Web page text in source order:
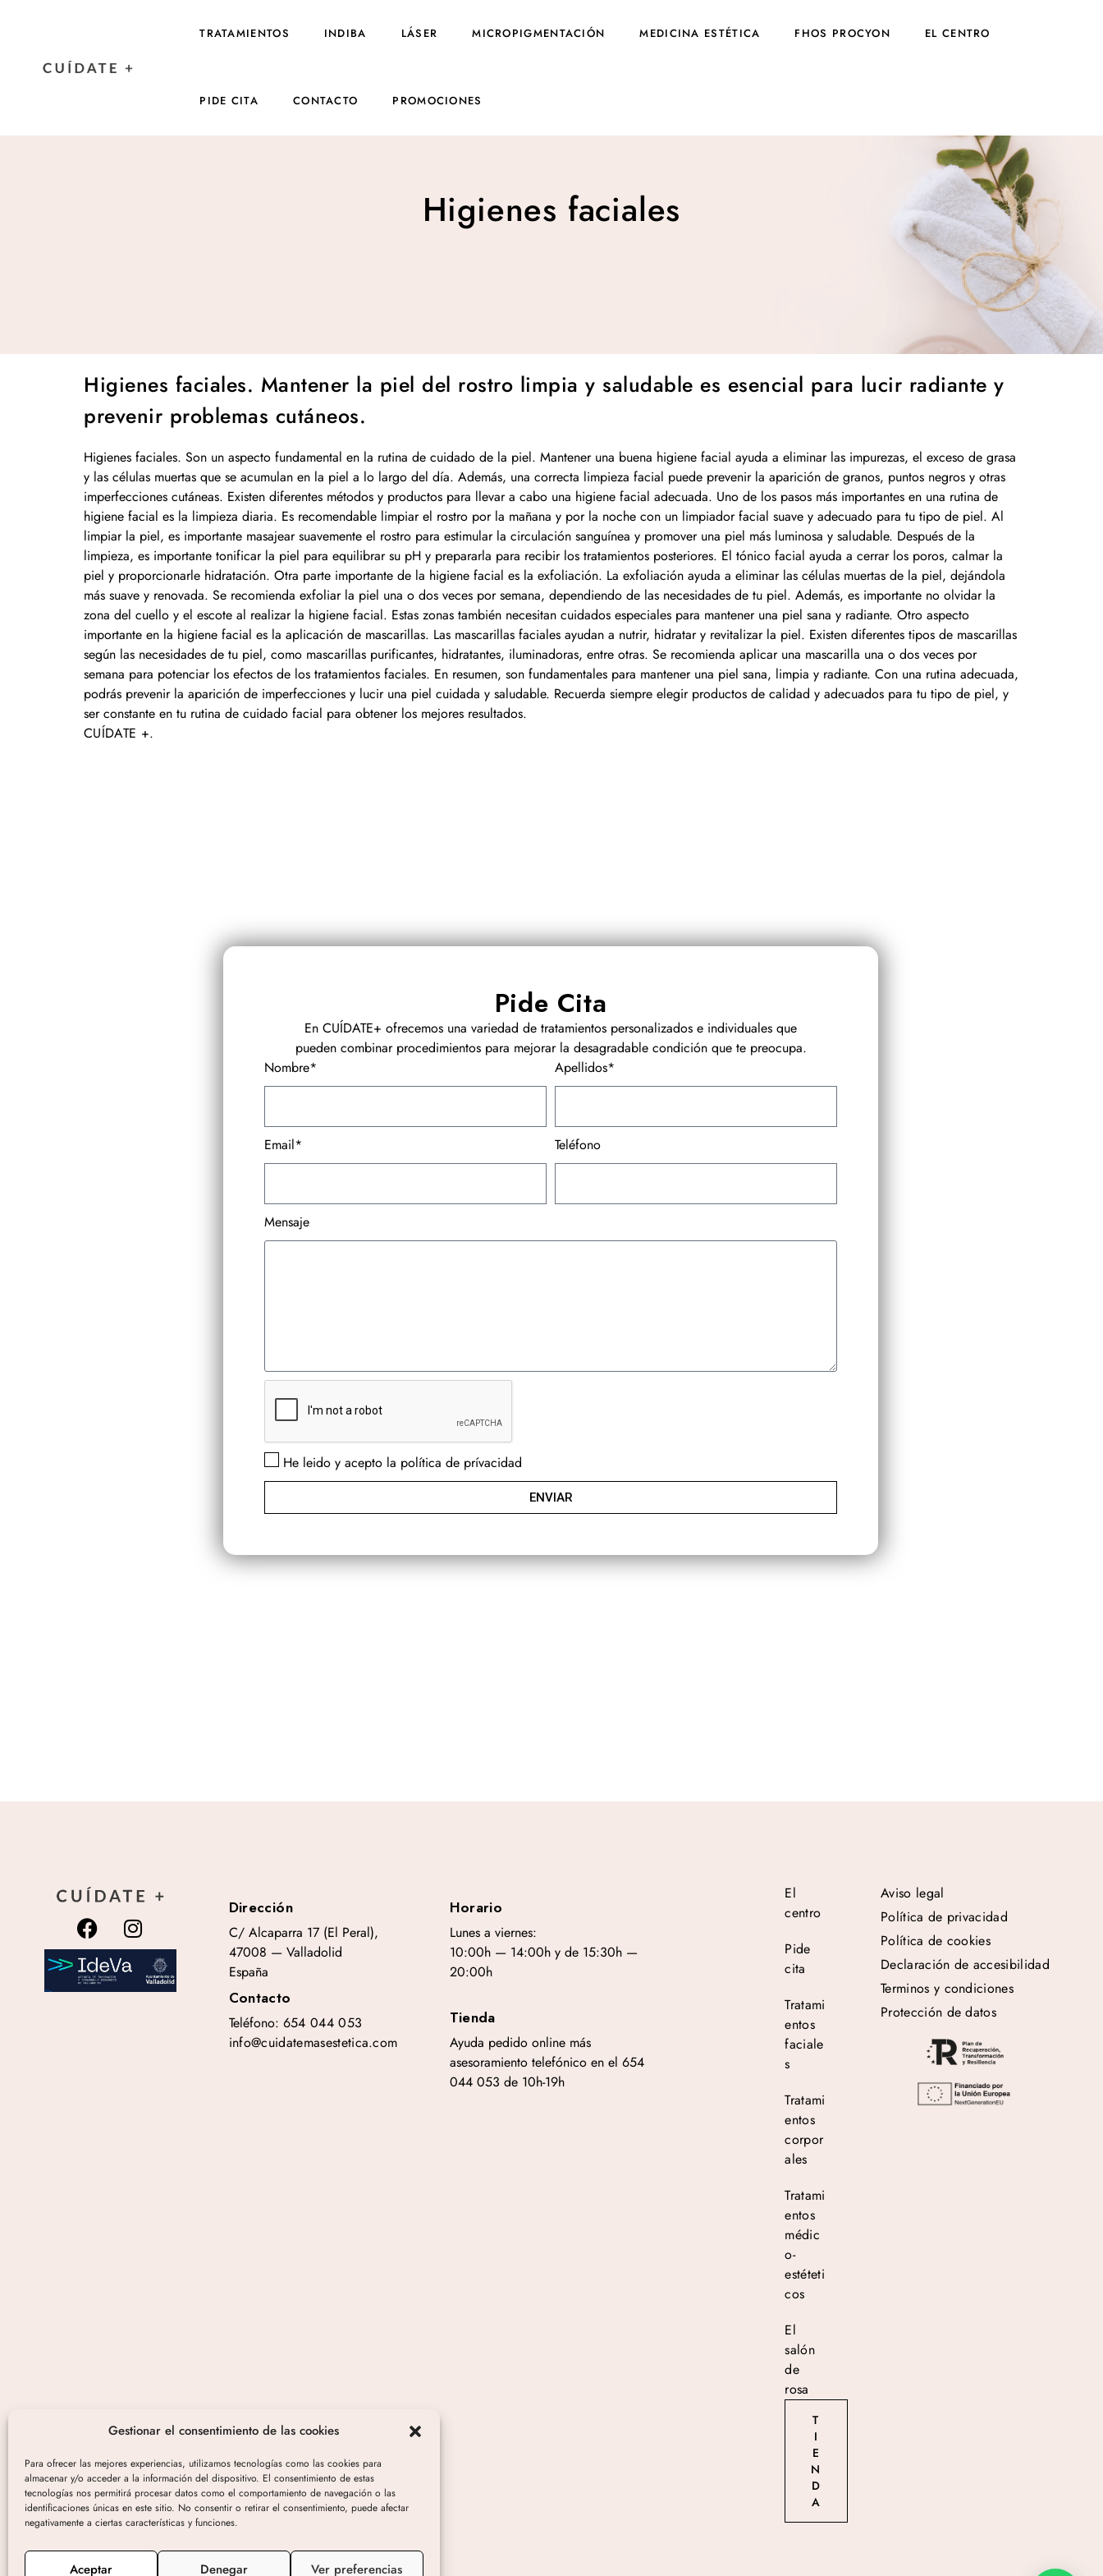
Gestionar el consentimiento de las cookies
Para ofrecer las mejores experiencias, utilizamos tecnologías como las cookies para
almacenar y/o acceder a la información del dispositivo. El consentimiento de estas
tecnologías nos permitirá procesar datos como el comportamiento de navegación o las
identificaciones únicas en este sitio. No consentir o retirar el consentimiento, puede afectar
negativamente a ciertas características y funciones.
Aceptar Denegar Ver preferencias
TRATAMIENTOS INDIBA LÁSER MICROPIGMENTACIÓN MEDICINA ESTÉTICA FHOS PROCYON EL CENTRO
PIDE CITA CONTACTO PROMOCIONES
Higienes faciales
Higienes faciales
Higienes faciales. Mantener la piel del rostro limpia y saludable es esencial para lucir radiante y
prevenir problemas cutáneos.
Higienes faciales. Son un aspecto fundamental en la rutina de cuidado de la piel. Mantener una buena higiene facial ayuda a eliminar las impurezas, el exceso de grasa
y las células muertas que se acumulan en la piel a lo largo del día. Además, una correcta limpieza facial puede prevenir la aparición de granos, puntos negros y otras
imperfecciones cutáneas. Existen diferentes métodos y productos para llevar a cabo una higiene facial adecuada. Uno de los pasos más importantes en una rutina de
higiene facial es la limpieza diaria. Es recomendable limpiar el rostro por la mañana y por la noche con un limpiador facial suave y adecuado para tu tipo de piel. Al
limpiar la piel, es importante masajear suavemente el rostro para estimular la circulación sanguínea y promover una piel más luminosa y saludable. Después de la
limpieza, es importante tonificar la piel para equilibrar su pH y prepararla para recibir los tratamientos posteriores. El tónico facial ayuda a cerrar los poros, calmar la
piel y proporcionarle hidratación. Otra parte importante de la higiene facial es la exfoliación. La exfoliación ayuda a eliminar las células muertas de la piel, dejándola
más suave y renovada. Se recomienda exfoliar la piel una o dos veces por semana, dependiendo de las necesidades de tu piel. Además, es importante no olvidar la
zona del cuello y el escote al realizar la higiene facial. Estas zonas también necesitan cuidados especiales para mantener una piel sana y radiante. Otro aspecto
importante en la higiene facial es la aplicación de mascarillas. Las mascarillas faciales ayudan a nutrir, hidratar y revitalizar la piel. Existen diferentes tipos de mascarillas
según las necesidades de tu piel, como mascarillas purificantes, hidratantes, iluminadoras, entre otras. Se recomienda aplicar una mascarilla una o dos veces por
semana para potenciar los efectos de los tratamientos faciales. En resumen, son fundamentales para mantener una piel sana, limpia y radiante. Con una rutina adecuada,
podrás prevenir la aparición de imperfecciones y lucir una piel cuidada y saludable. Recuerda siempre elegir productos de calidad y adecuados para tu tipo de piel, y
ser constante en tu rutina de cuidado facial para obtener los mejores resultados.
CUÍDATE +.
Pide Cita
En CUÍDATE+ ofrecemos una variedad de tratamientos personalizados e individuales que
pueden combinar procedimientos para mejorar la desagradable condición que te preocupa.
Nombre*
Apellidos*
Email* Teléfono
Mensaje
He leido y acepto la política de prívacidad
ENVIAR
Dirección
C/ Alcaparra 17 (El Peral),
47008 — Valladolid
España
Contacto
Teléfono: 654 044 053
info@cuidatemasestetica.com
Horario
Lunes a viernes:
10:00h — 14:00h y de 15:30h —
20:00h
Tienda
Ayuda pedido online más
asesoramiento telefónico en el 654
044 053 de 10h-19h
El
centro
Pide
cita
Tratami
entos
faciale
s
Tratami
entos
corpor
ales
Tratami
entos
médic
o-
estéteti
cos
El
salón
de
rosa
T
I
E
N
D
A
Aviso legal
Política de privacidad
Política de cookies
Declaración de accesibilidad
Terminos y condiciones
Protección de datos